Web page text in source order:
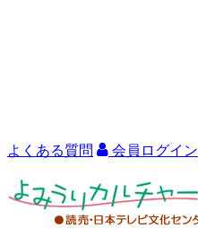
よくある質問 会員ログイン